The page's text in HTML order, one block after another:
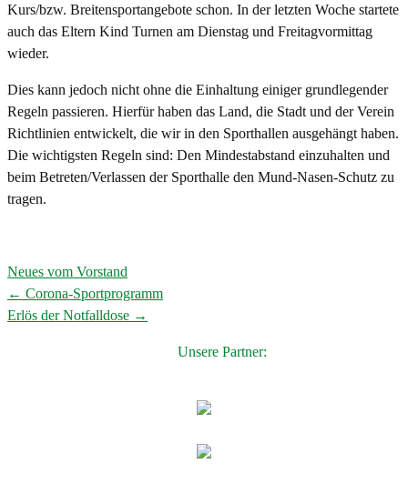
Kurs/bzw. Breitensportangebote schon. In der letzten Woche startete
auch das Eltern Kind Turnen am Dienstag und Freitagvormittag
wieder.
Dies kann jedoch nicht ohne die Einhaltung einiger grundlegender
Regeln passieren. Hierfür haben das Land, die Stadt und der Verein
Richtlinien entwickelt, die wir in den Sporthallen ausgehängt haben.
Die wichtigsten Regeln sind: Den Mindestabstand einzuhalten und
beim Betreten/Verlassen der Sporthalle den Mund-Nasen-Schutz zu
tragen.
Neues vom Vorstand
Post
← Corona-Sportprogramm
Erlös der Notfalldose →
Unsere Partner: